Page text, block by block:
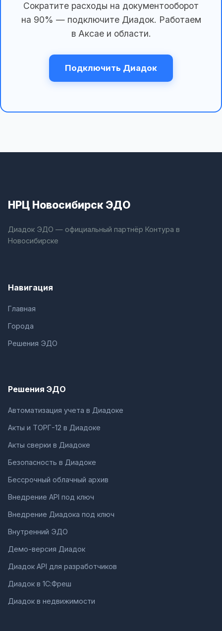
Сократите расходы на документооборот
на 90% — подключите Диадок. Работаем
в Аксае и области.
Подключить Диадок
НРЦ Новосибирск ЭДО
Диадок ЭДО — официальный партнёр Контура в
Новосибирске
Навигация
Главная
Города
Решения ЭДО
Решения ЭДО
Автоматизация учета в Диадоке
Акты и ТОРГ-12 в Диадоке
Акты сверки в Диадоке
Безопасность в Диадоке
Бессрочный облачный архив
Внедрение API под ключ
Внедрение Диадока под ключ
Внутренний ЭДО
Демо-версия Диадок
Диадок API для разработчиков
Диадок в 1С:Фреш
Диадок в недвижимости